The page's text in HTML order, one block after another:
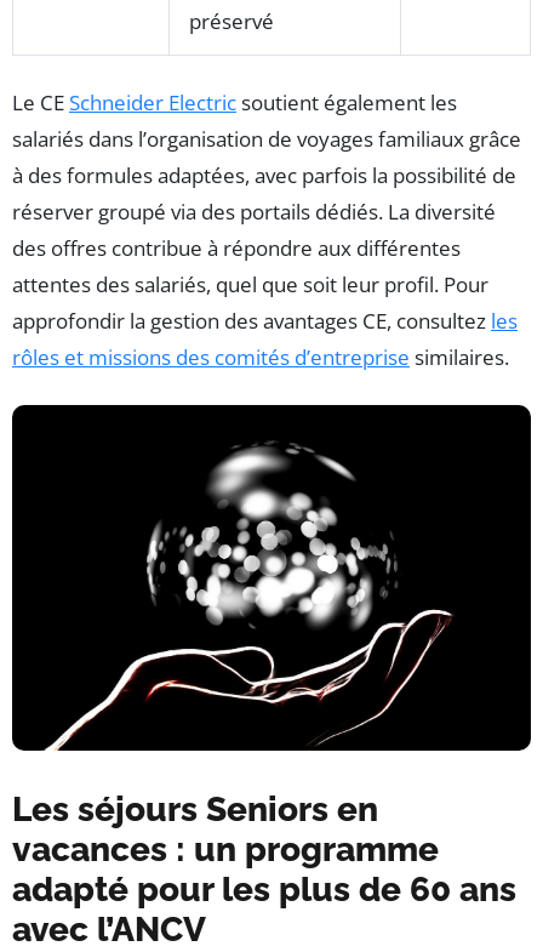
préservé
Le CESchneider Electricsoutient également les
salariés dans l’organisation de voyages familiaux grâce
à des formules adaptées, avec parfois la possibilité de
réserver groupé via des portails dédiés. La diversité
des offres contribue à répondre aux différentes
attentes des salariés, quel que soit leur profil. Pour
approfondir la gestion des avantages CE, consultez les
rôles et missions des comités d’entreprise similaires.
Les séjours Seniors en
vacances : un programme
adapté pour les plus de 60 ans
avec l’ANCV